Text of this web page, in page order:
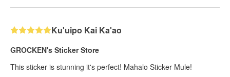
Ku'uipo Kai Ka'ao
GROCKEN's Sticker Store
This sticker is stunning it's perfect! Mahalo Sticker Mule!